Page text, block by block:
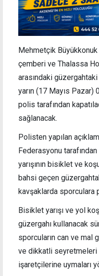
Mehmetçik
çemberi ve Thalassa
arasındaki
yarın (17 Mayıs Pazar)
polis tarafından
sağlanacak.
Polisten yapılan
Federasyonu
yarışının bisiklet ve
bahsi geçen
kavşaklarda
Bisiklet yarışı ve yol
güzergahı kullanacak
sporcuların can ve mal
ve dikkatli seyretmeleri
işaretçilerine uymaları